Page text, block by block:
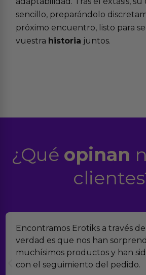
sencillo, preparándolo
próximo encuentro, listo para
vuestra historia juntos.
¿Qué opinan
Suelo comprar en tiendas
Erotiks es una de las que más
tenido nunca ningún problema
productos.